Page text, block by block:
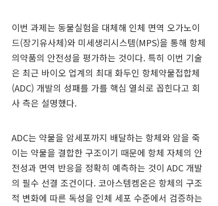
이번 과제는 동물실험을 대체해 인체 면역 오가노이
드(장기유사체)와 미세생리시스템(MPS)을 통해 항체
의약품의 안전성을 평가하는 것이다. 특히 이번 기술
은 최근 바이오 업계의 최대 화두인 항체약물접합체
(ADC) 개발의 성패를 가를 핵심 열쇠로 꼽힌다고 회
사 측은 설명했다.
ADC는 약물을 암세포까지 배달하는 항체와 암을 죽
이는 약물을 결합한 구조이기 때문에 항체 자체의 안
전성과 면역 반응을 정확히 예측하는 것이 ADC 개발
의 필수 선결 조건이다. 코아스템켐온은 항체의 구조
적 변화에 따른 독성을 인체 세포 수준에서 검증하는